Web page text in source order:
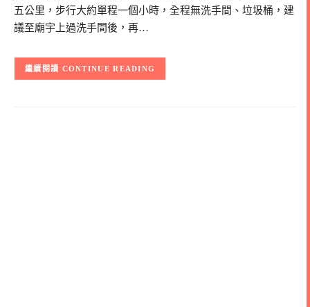
五公里，步行大約單程一個小時，全程無洗手間、垃圾桶，建
議至廟宇上過洗手間後，再…
CONTINUE READING